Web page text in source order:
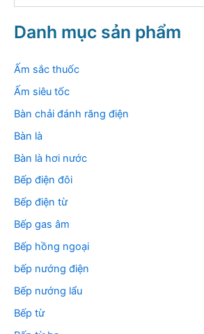
k
i
m
Danh mục sản phẩm
Ấm sắc thuốc
Ấm siêu tốc
Bàn chải đánh răng điện
Bàn là
Bàn là hơi nước
Bếp điện đôi
Bếp điện từ
Bếp gas âm
Bếp hồng ngoại
bếp nướng điện
Bếp nướng lẩu
Bếp từ